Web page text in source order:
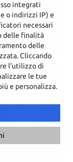
un consulente
integrati
o indirizzi IP) e
necessari
delle finalità
delle
Cliccando
l'utilizzo di
le tue
e personalizza.